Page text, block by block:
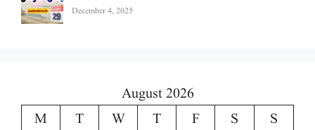
December 4, 2025
August 2026
M
T W T F S
S